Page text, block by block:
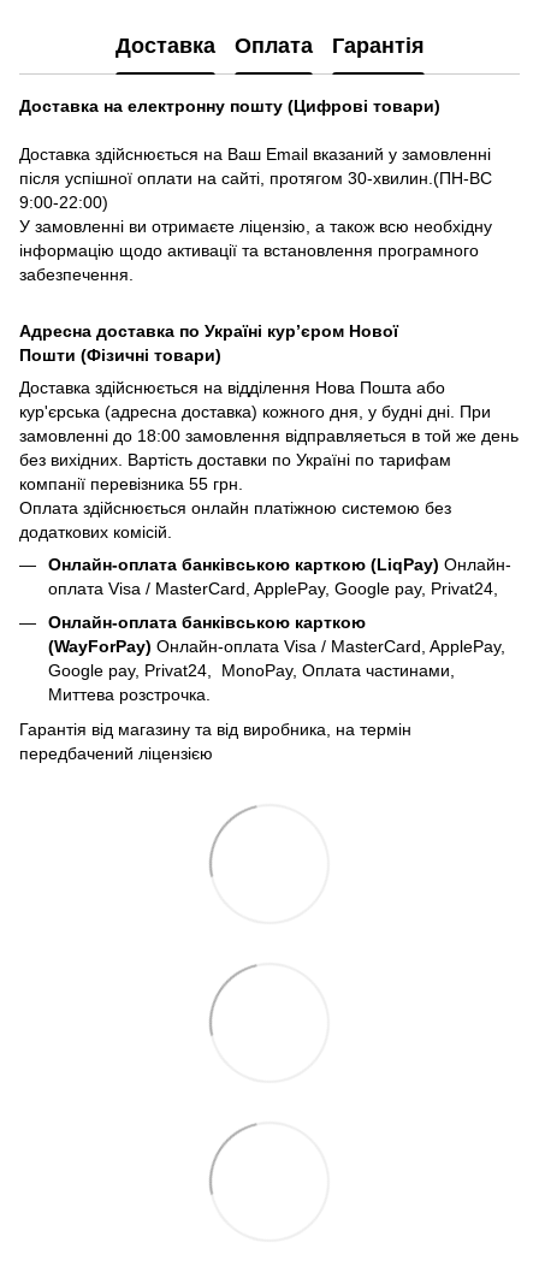
Доставка Оплата Гарантія
Доставка на електронну пошту (Цифрові товари)
Доставка здійснюється на Ваш Email вказаний у замовленні
після успішної оплати на сайті, протягом 30-хвилин.(ПН-ВС
9:00-22:00)
У замовленні ви отримаєте ліцензію, а також всю необхідну
інформацію щодо активації та встановлення програмного
забезпечення.
Адресна доставка по Україні курʼєром Нової
Пошти (Фізичні товари)
Доставка здійснюється на відділення Нова Пошта або
кур'єрська (адресна доставка) кожного дня, у будні дні. При
замовленні до 18:00 замовлення відправляеться в той же день
без вихідних. Вартість доставки по Україні по тарифам
компанії перевізника 55 грн.
Оплата здійснюється онлайн платіжною системою без
додаткових комісій.
Онлайн-оплата банківською карткою (LiqPay) Онлайн-
оплата Visa / MasterCard, ApplePay, Google pay, Privat24,
Онлайн-оплата банківською карткою
(WayForPay) Онлайн-оплата Visa / MasterCard, ApplePay,
Google pay, Privat24, MonoPay, Оплата частинами,
Миттева розстрочка.
Гарантія від магазину та від виробника, на термін
передбачений ліцензією